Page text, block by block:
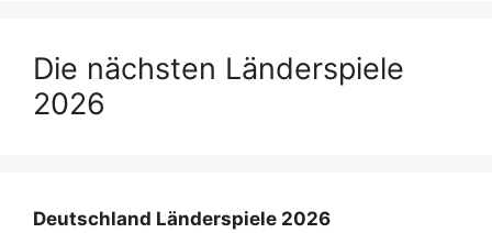
Die nächsten Länderspiele
2026
Deutschland Länderspiele 2026